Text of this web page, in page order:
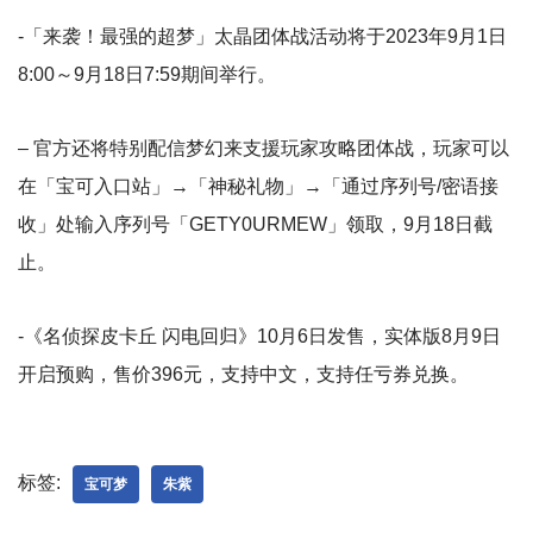
-「来袭！最强的超梦」太晶团体战活动将于2023年9月1日
8:00～9月18日7:59期间举行。
– 官方还将特别配信梦幻来支援玩家攻略团体战，玩家可以
在「宝可入口站」→「神秘礼物」→「通过序列号/密语接
收」处输入序列号「GETY0URMEW」领取，9月18日截
止。
-《名侦探皮卡丘 闪电回归》10月6日发售，实体版8月9日
开启预购，售价396元，支持中文，支持任亏券兑换。
标签: 宝可梦 朱紫